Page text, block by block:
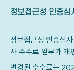
정보접근성 인증심
정보접근성 인증심
사 수수료 일부가 개
변경된 수수료는